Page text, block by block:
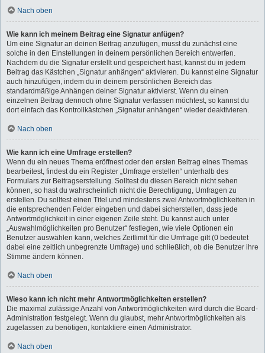
Nach oben
Wie kann ich meinem Beitrag eine Signatur anfügen?
Um eine Signatur an deinen Beitrag anzufügen, musst du zunächst eine
solche in den Einstellungen in deinem persönlichen Bereich entwerfen.
Nachdem du die Signatur erstellt und gespeichert hast, kannst du in jedem
Beitrag das Kästchen „Signatur anhängen“ aktivieren. Du kannst eine Signatur
auch hinzufügen, indem du in deinem persönlichen Bereich das
standardmäßige Anhängen deiner Signatur aktivierst. Wenn du einen
einzelnen Beitrag dennoch ohne Signatur verfassen möchtest, so kannst du
dort einfach das Kontrollkästchen „Signatur anhängen“ wieder deaktivieren.
Nach oben
Wie kann ich eine Umfrage erstellen?
Wenn du ein neues Thema eröffnest oder den ersten Beitrag eines Themas
bearbeitest, findest du ein Register „Umfrage erstellen“ unterhalb des
Formulars zur Beitragserstellung. Solltest du diesen Bereich nicht sehen
können, so hast du wahrscheinlich nicht die Berechtigung, Umfragen zu
erstellen. Du solltest einen Titel und mindestens zwei Antwortmöglichkeiten in
die entsprechenden Felder eingeben und dabei sicherstellen, dass jede
Antwortmöglichkeit in einer eigenen Zeile steht. Du kannst auch unter
„Auswahlmöglichkeiten pro Benutzer“ festlegen, wie viele Optionen ein
Benutzer auswählen kann, welches Zeitlimit für die Umfrage gilt (0 bedeutet
dabei eine zeitlich unbegrenzte Umfrage) und schließlich, ob die Benutzer ihre
Stimme ändern können.
Nach oben
Wieso kann ich nicht mehr Antwortmöglichkeiten erstellen?
Die maximal zulässige Anzahl von Antwortmöglichkeiten wird durch die Board-
Administration festgelegt. Wenn du glaubst, mehr Antwortmöglichkeiten als
zugelassen zu benötigen, kontaktiere einen Administrator.
Nach oben